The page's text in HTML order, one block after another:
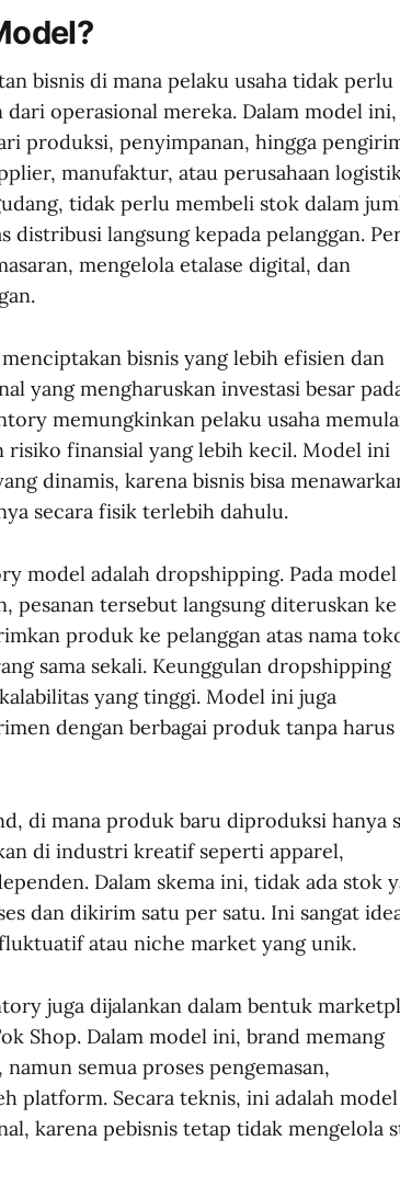
bisnis di mana pelaku usaha tidak perlu
operasional mereka. Dalam model ini,
produksi, penyimpanan, hingga
manufaktur, atau perusahaan
tidak perlu membeli stok dalam
distribusi langsung kepada pelanggan.
mengelola etalase digital, dan
bisnis yang lebih efisien dan
yang mengharuskan investasi besar
memungkinkan pelaku usaha
risiko finansial yang lebih kecil. Model ini
dinamis, karena bisnis bisa
secara fisik terlebih dahulu.
model adalah dropshipping. Pada
pesanan tersebut langsung diteruskan ke
produk ke pelanggan atas nama
sama sekali. Keunggulan dropshipping
yang tinggi. Model ini juga
dengan berbagai produk tanpa harus
di mana produk baru diproduksi hanya
di industri kreatif seperti apparel,
Dalam skema ini, tidak ada stok
dan dikirim satu per satu. Ini sangat
atau niche market yang unik.
juga dijalankan dalam bentuk
Shop. Dalam model ini, brand memang
semua proses pengemasan,
platform. Secara teknis, ini adalah model
karena pebisnis tetap tidak mengelola